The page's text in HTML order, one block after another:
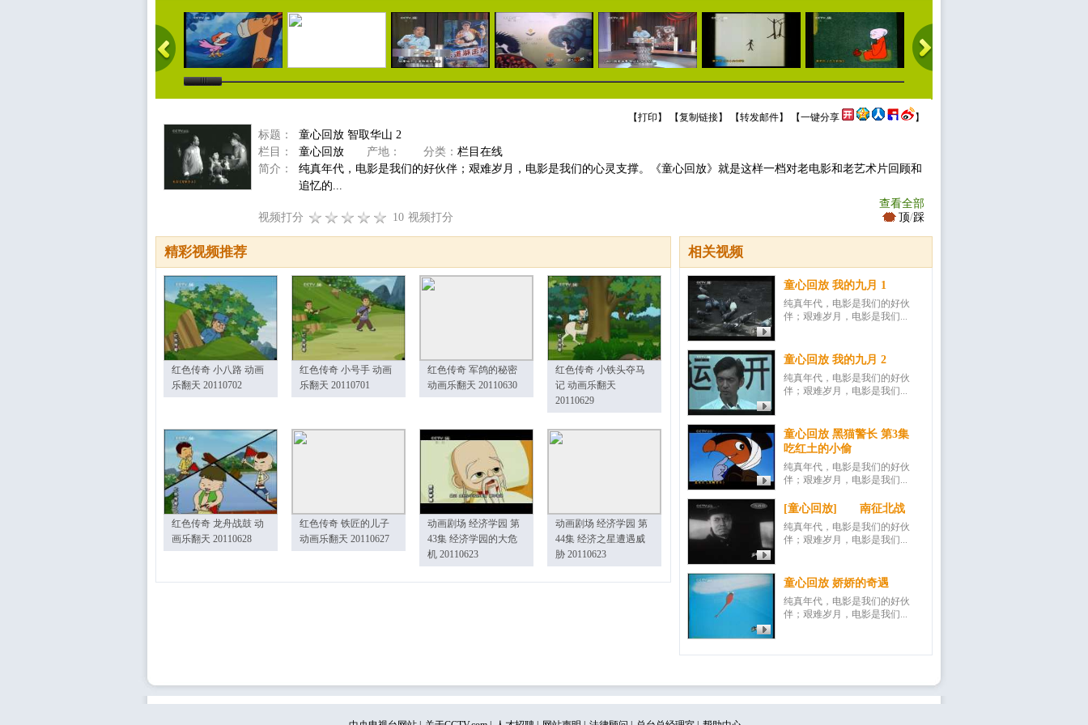
【打印 】 【复制链接】 【转发邮件】 【一键分享 】
标题：
童心回放 智取华山 2
栏目：
童心回放 产地： 分类： 栏目在线
简介：
纯真年代，电影是我们的好伙伴；艰难岁月，电影是我们的心灵支撑。《童心回放》就是这样一档对老电影和老艺术片回顾和
追忆的...
查看全部
视频打分
10 视频打分 顶/踩
相关视频
童心回放 我的九月 1
纯真年代，电影是我们的好伙
伴；艰难岁月，电影是我们...
童心回放 我的九月 2
纯真年代，电影是我们的好伙
伴；艰难岁月，电影是我们...
童心回放 黑猫警长 第3集
吃红土的小偷
纯真年代，电影是我们的好伙
伴；艰难岁月，电影是我们...
[童心回放] 南征北战
纯真年代，电影是我们的好伙
伴；艰难岁月，电影是我们...
童心回放 娇娇的奇遇
纯真年代，电影是我们的好伙
伴；艰难岁月，电影是我们...
精彩视频推荐
红色传奇 小八路 动画
乐翻天 20110702
红色传奇 小号手 动画
乐翻天 20110701
红色传奇 军鸽的秘密
动画乐翻天 20110630
红色传奇 小铁头夺马
记 动画乐翻天
20110629
红色传奇 龙舟战鼓 动
画乐翻天 20110628
红色传奇 铁匠的儿子
动画乐翻天 20110627
动画剧场 经济学园 第
43集 经济学园的大危
机 20110623
动画剧场 经济学园 第
44集 经济之星遭遇威
胁 20110623